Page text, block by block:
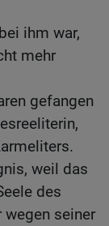
ihm war,
mehr
gefangen
weil das
des
wegen seiner